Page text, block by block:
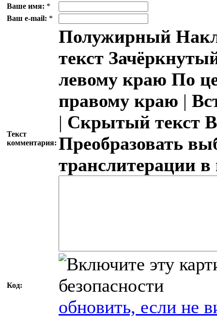
Ваше имя: *
Ваш e-mail: *
Текст
комментария:
Полужирный
текст
левому краю По
правому краю |
| Скрытый текст
Преобразовать
транслитерации
Код:
обновить, если не